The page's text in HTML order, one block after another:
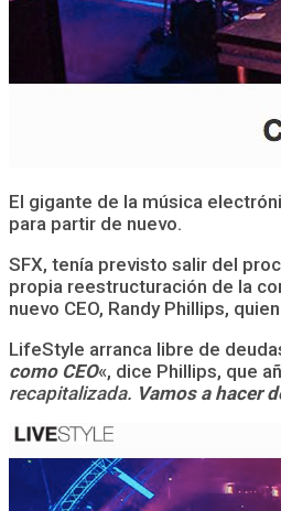
El gigante de la música
para partir de nuevo.
SFX, tenía previsto salir del
propia reestructuración de la
nuevo CEO, Randy Phillips,
LifeStyle arranca libre de
como CEO«, dice Phillips, que
recapitalizada. Vamos a hacer